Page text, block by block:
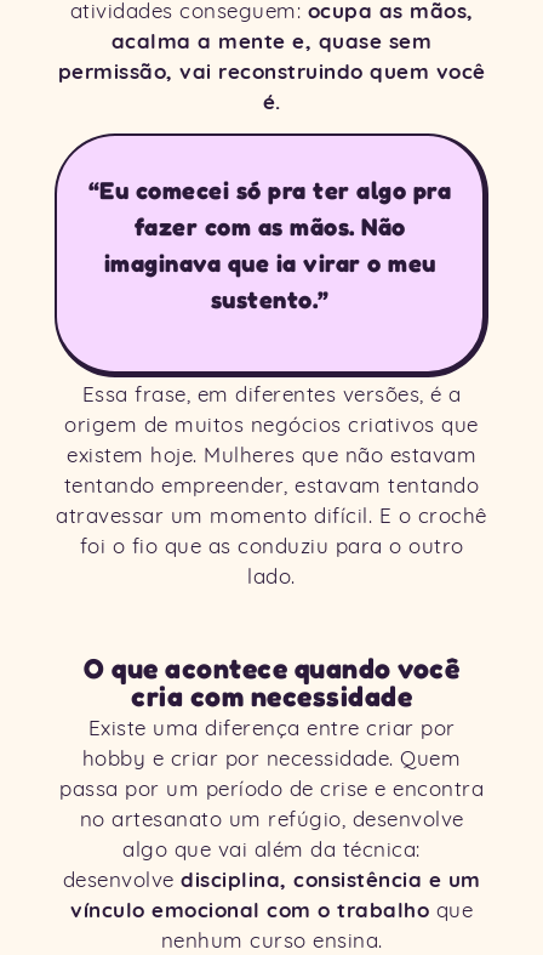
atividades conseguem: ocupa as mãos,
acalma a mente e, quase sem
permissão, vai reconstruindo quem você
é.
“Eu comecei só pra ter algo pra
fazer com as mãos. Não
imaginava que ia virar o meu
sustento.”
Essa frase, em diferentes versões, é a
origem de muitos negócios criativos que
existem hoje. Mulheres que não estavam
tentando empreender, estavam tentando
atravessar um momento difícil. E o crochê
foi o fio que as conduziu para o outro
lado.
O que acontece quando você
cria com necessidade
Existe uma diferença entre criar por
hobby e criar por necessidade. Quem
passa por um período de crise e encontra
no artesanato um refúgio, desenvolve
algo que vai além da técnica:
desenvolve disciplina, consistência e um
vínculo emocional com o trabalho que
nenhum curso ensina.